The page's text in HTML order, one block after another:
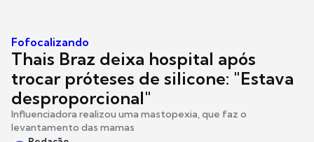
Fofocalizando
Thais Braz deixa hospital após
trocar próteses de silicone: "Estava
desproporcional"
Influenciadora realizou uma mastopexia, que faz o
levantamento das mamas